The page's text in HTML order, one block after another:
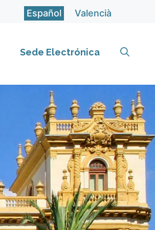
Español Valencià
Sede Electrónica